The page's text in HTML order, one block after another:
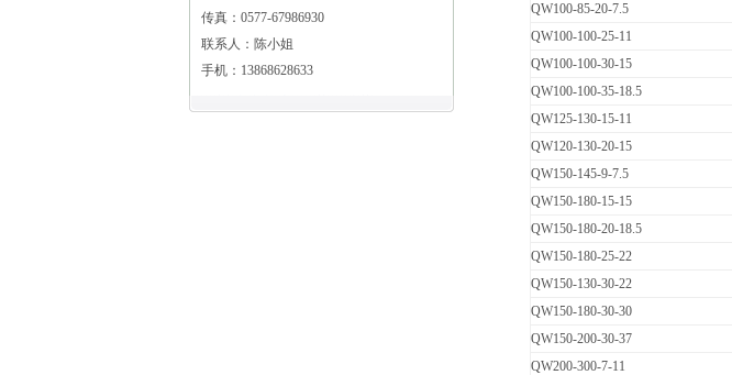
传真：0577-67986930
联系人：陈小姐
手机：13868628633
QW100-85-20-7.5
QW100-100-25-11
QW100-100-30-15
QW100-100-35-18.5
QW125-130-15-11
QW120-130-20-15
QW150-145-9-7.5
QW150-180-15-15
QW150-180-20-18.5
QW150-180-25-22
QW150-130-30-22
QW150-180-30-30
QW150-200-30-37
QW200-300-7-11